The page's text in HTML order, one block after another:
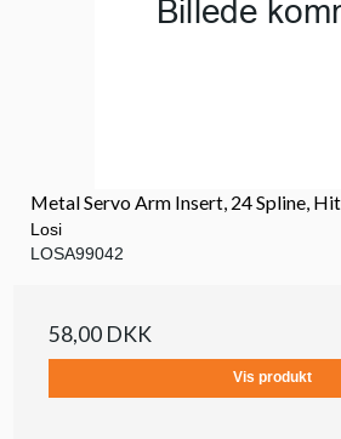
Metal Servo Arm Insert, 24 Spline,
Losi
LOSA99042
58,00 DKK
Vis produkt